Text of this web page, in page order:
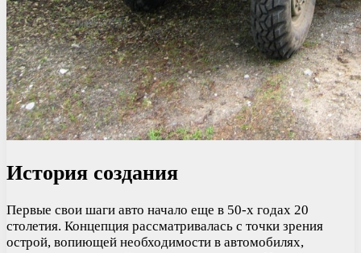
История создания
Первые свои шаги авто начало еще в 50-х годах 20
столетия. Концепция рассматривалась с точки зрения
острой, вопиющей необходимости в автомобилях,